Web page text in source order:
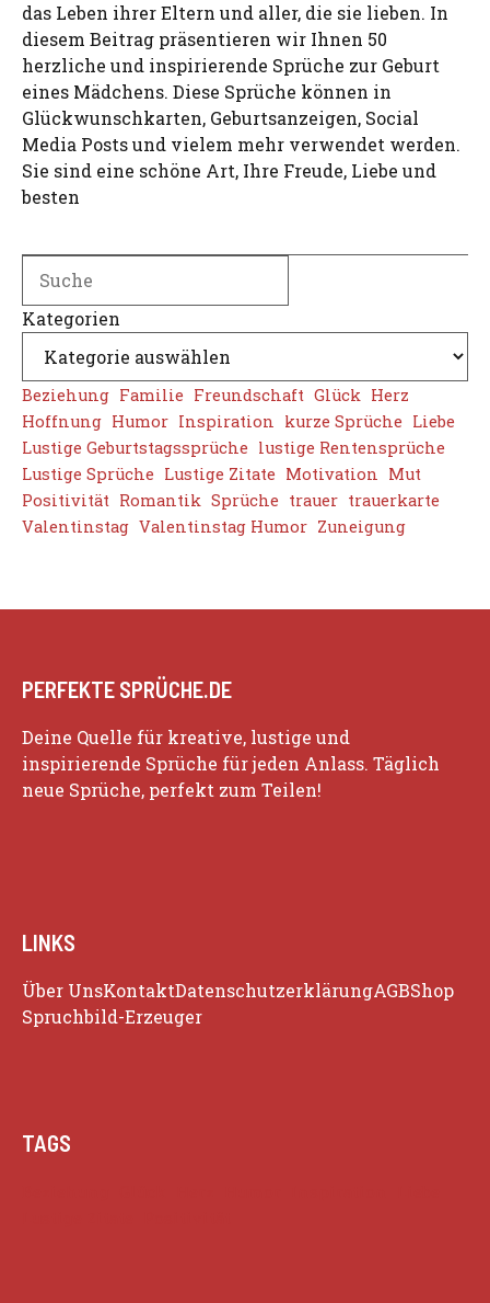
das Leben ihrer Eltern und aller, die sie lieben. In
diesem Beitrag präsentieren wir Ihnen 50
herzliche und inspirierende Sprüche zur Geburt
eines Mädchens. Diese Sprüche können in
Glückwunschkarten, Geburtsanzeigen, Social
Media Posts und vielem mehr verwendet werden.
Sie sind eine schöne Art, Ihre Freude, Liebe und
besten
Search
Kategorien
Beziehung Familie Freundschaft Glück Herz
Hoffnung Humor Inspiration kurze Sprüche Liebe
Lustige Geburtstagssprüche lustige Rentensprüche
Lustige Sprüche Lustige Zitate Motivation Mut
Positivität Romantik Sprüche trauer trauerkarte
Valentinstag Valentinstag Humor Zuneigung
PERFEKTE SPRÜCHE.DE
Deine Quelle für kreative, lustige und
inspirierende Sprüche für jeden Anlass. Täglich
neue Sprüche, perfekt zum Teilen!
LINKS
Über UnsKontaktDatenschutzerklärungAGBShop
Spruchbild-Erzeuger
TAGS